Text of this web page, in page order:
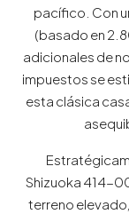
pacífico. Con
(basado en
adicionales de
impuestos se
esta clásica
Shizuoka 414-
terreno